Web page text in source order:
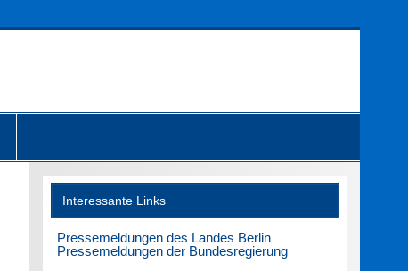
Interessante Links
Pressemeldungen des Landes Berlin
Pressemeldungen der Bundesregierung